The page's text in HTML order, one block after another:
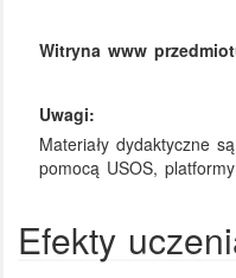
Witryna www
Uwagi:
Materiały dydaktyczne
pomocą USOS,
Efekty